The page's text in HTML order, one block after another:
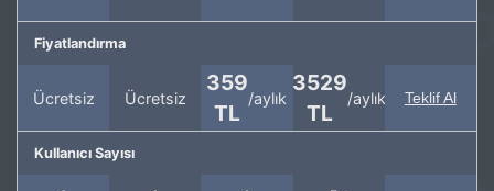
Fiyatlandırma
Ücretsiz Ücretsiz
359
TL
/aylık
3529
TL
/aylık Teklif Al
Kullanıcı Sayısı